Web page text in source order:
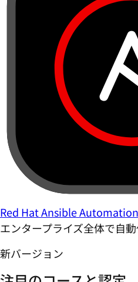
Red Hat Ansible
エンタープライズ全体で自動
新バージョン